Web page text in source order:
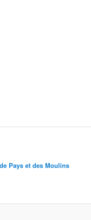
Pays et des Moulins